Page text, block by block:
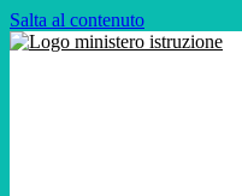
Salta al contenuto